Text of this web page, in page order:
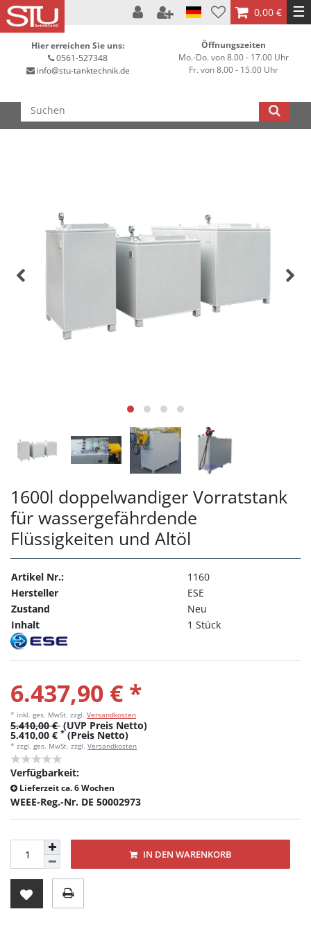
0,00 € ☰
Hier erreichen Sie uns:
0561-527348
info@stu-tanktechnik.de
Öffnungszeiten
Mo.-Do. von 8.00 - 17.00 Uhr
Fr. von 8.00 - 15.00 Uhr
1600l doppelwandiger Vorratstank
für wassergefährdende
Flüssigkeiten und Altöl
Artikel Nr.:
1160
Hersteller
ESE
Zustand
Neu
Inhalt
1 Stück
6.437,90 € *
* inkl. ges. MwSt. zzgl. Versandkosten
5.410,00 € (UVP Preis Netto)
5.410,00 € * (Preis Netto)
* zzgl. ges. MwSt. zzgl. Versandkosten
Verfügbarkeit:
Lieferzeit ca. 6 Wochen
WEEE-Reg.-Nr. DE 50002973
IN DEN WARENKORB